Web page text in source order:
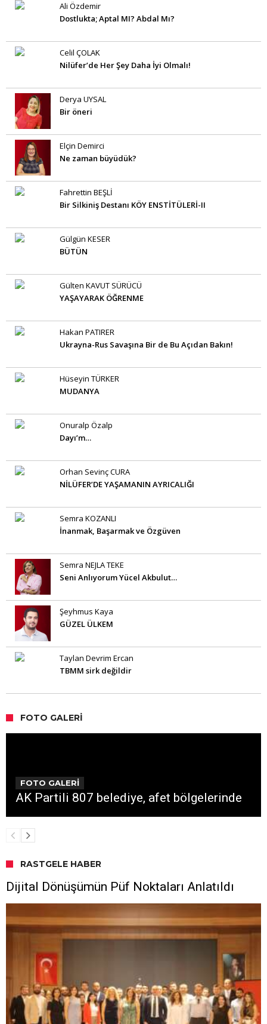
Ali Özdemir
Dostlukta; Aptal MI? Abdal Mı?
Celil ÇOLAK
Nilüfer’de Her Şey Daha İyi Olmalı!
Derya UYSAL
Bir öneri
Elçin Demirci
Ne zaman büyüdük?
Fahrettin BEŞLİ
Bir Silkiniş Destanı KÖY ENSTİTÜLERİ-II
Gülgün KESER
BÜTÜN
Gülten KAVUT SÜRÜCÜ
YAŞAYARAK ÖĞRENME
Hakan PATIRER
Ukrayna-Rus Savaşına Bir de Bu Açıdan Bakın!
Hüseyin TÜRKER
MUDANYA
Onuralp Özalp
Dayı’m…
Orhan Sevinç CURA
NİLÜFER’DE YAŞAMANIN AYRICALIĞI
Semra KOZANLI
İnanmak, Başarmak ve Özgüven
Semra NEJLA TEKE
Seni Anlıyorum Yücel Akbulut…
Şeyhmus Kaya
GÜZEL ÜLKEM
Taylan Devrim Ercan
TBMM sirk değildir
FOTO GALERI
FOTO GALERİ
AK Partili 807 belediye, afet bölgelerinde
RASTGELE HABER
Dijital Dönüşümün Püf Noktaları Anlatıldı